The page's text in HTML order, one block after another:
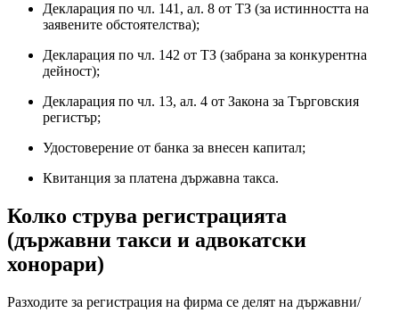
Декларация по чл. 141, ал. 8 от ТЗ (за истинността на
заявените обстоятелства);
Декларация по чл. 142 от ТЗ (забрана за конкурентна
дейност);
Декларация по чл. 13, ал. 4 от Закона за Търговския
регистър;
Удостоверение от банка за внесен капитал;
Квитанция за платена държавна такса.
Колко струва регистрацията
(държавни такси и адвокатски
хонорари)
Разходите за регистрация на фирма се делят на държавни/